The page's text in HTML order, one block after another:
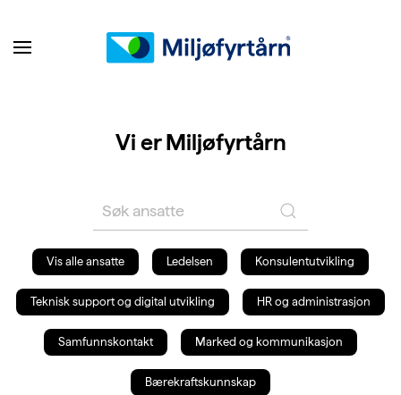
Vi er Miljøfyrtårn
Vis alle ansatte Ledelsen Konsulentutvikling
Teknisk support og digital utvikling HR og administrasjon
Samfunnskontakt Marked og kommunikasjon
Bærekraftskunnskap